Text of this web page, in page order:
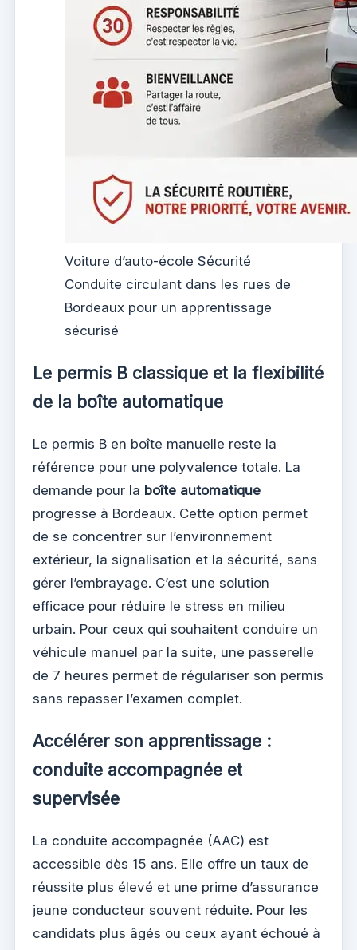
Voiture d’auto-école Sécurité
Conduite circulant dans les rues de
Bordeaux pour un apprentissage
sécurisé
Le permis B classique et la flexibilité
de la boîte automatique
Le permis B en boîte manuelle reste la
référence pour une polyvalence totale. La
demande pour la boîte automatique
progresse à Bordeaux. Cette option permet
de se concentrer sur l’environnement
extérieur, la signalisation et la sécurité, sans
gérer l’embrayage. C’est une solution
efficace pour réduire le stress en milieu
urbain. Pour ceux qui souhaitent conduire un
véhicule manuel par la suite, une passerelle
de 7 heures permet de régulariser son permis
sans repasser l’examen complet.
Accélérer son apprentissage :
conduite accompagnée et
supervisée
La conduite accompagnée (AAC) est
accessible dès 15 ans. Elle offre un taux de
réussite plus élevé et une prime d’assurance
jeune conducteur souvent réduite. Pour les
candidats plus âgés ou ceux ayant échoué à